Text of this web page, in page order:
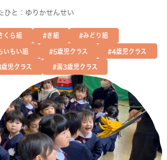
ひと：ゆりかせんせい
くら組 #き組 #みどり組
いもい組 #5歳児クラス #4歳児クラス
児クラス #満3歳児クラス